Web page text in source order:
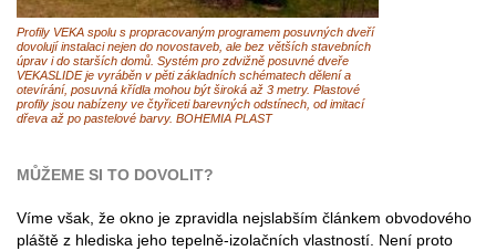
Profily VEKA spolu s propracovaným programem posuvných dveří
dovolují instalaci nejen do novostaveb, ale bez větších stavebních
úprav i do starších domů. Systém pro zdvižně posuvné dveře
VEKASLIDE je vyráběn v pěti základních schématech dělení a
otevírání, posuvná křídla mohou být široká až 3 metry. Plastové
profily jsou nabízeny ve čtyřiceti barevných odstínech, od imitací
dřeva až po pastelové barvy. BOHEMIA PLAST
MŮŽEME SI TO DOVOLIT?
Víme však, že okno je zpravidla nejslabším článkem obvodového
pláště z hlediska jeho tepelně-izolačních vlastností. Není proto